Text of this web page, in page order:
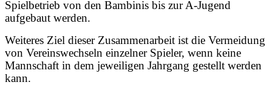
Spielbetrieb von den Bambinis bis zur A-Jugend
aufgebaut werden.
Weiteres Ziel dieser Zusammenarbeit ist die Vermeidung
von Vereinswechseln einzelner Spieler, wenn keine
Mannschaft in dem jeweiligen Jahrgang gestellt werden
kann.